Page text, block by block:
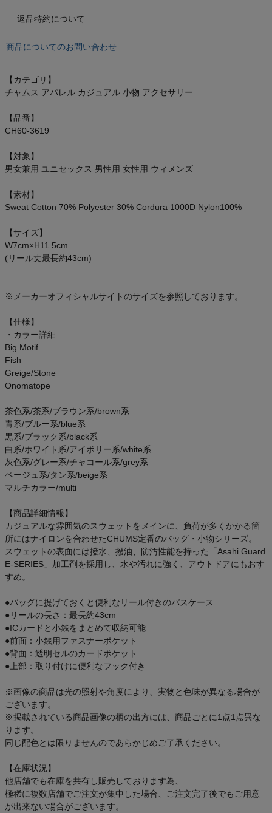
ベースボールマリオ（野球商品）
お気に入り
ご利用ガイド
クーポン一覧
プロテイン・サプリメントまとめ買い
スタッフブログ
返品特約について
商品についてのお問い合わせ
【カテゴリ】
チャムス アパレル カジュアル 小物 アクセサリー
【品番】
CH60-3619
【対象】
男女兼用 ユニセックス 男性用 女性用 ウィメンズ
【素材】
Sweat Cotton 70% Polyester 30% Cordura 1000D Nylon100%
【サイズ】
W7cm×H11.5cm
(リール丈最長約43cm)
※メーカーオフィシャルサイトのサイズを参照しております。
【仕様】
・カラー詳細
Big Motif
Fish
Greige/Stone
Onomatope
茶色系/茶系/ブラウン系/brown系
青系/ブルー系/blue系
黒系/ブラック系/black系
白系/ホワイト系/アイボリー系/white系
灰色系/グレー系/チャコール系/grey系
ベージュ系/タン系/beige系
マルチカラー/multi
【商品詳細情報】
カジュアルな雰囲気のスウェットをメインに、負荷が多くかかる箇
所にはナイロンを合わせたCHUMS定番のバッグ・小物シリーズ。
スウェットの表面には撥水、撥油、防汚性能を持った「Asahi Guard
E-SERIES」加工剤を採用し、水や汚れに強く、アウトドアにもおす
すめ。
●バッグに提げておくと便利なリール付きのパスケース
●リールの長さ：最長約43cm
●ICカードと小銭をまとめて収納可能
●前面：小銭用ファスナーポケット
●背面：透明セルのカードポケット
●上部：取り付けに便利なフック付き
※画像の商品は光の照射や角度により、実物と色味が異なる場合が
ございます。
※掲載されている商品画像の柄の出方には、商品ごとに1点1点異な
ります。
同じ配色とは限りませんのであらかじめご了承ください。
【在庫状況】
他店舗でも在庫を共有し販売しております為、
極稀に複数店舗でご注文が集中した場合、ご注文完了後でもご用意
が出来ない場合がございます。